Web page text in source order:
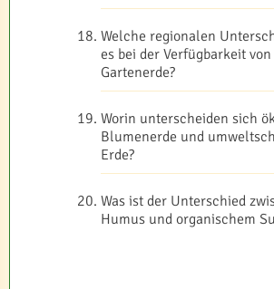
Welche regionalen
es bei der Verfügbarkeit
Gartenerde?
Worin unterscheiden sich
Blumenerde und
Erde?
Was ist der Unterschied
Humus und organischem